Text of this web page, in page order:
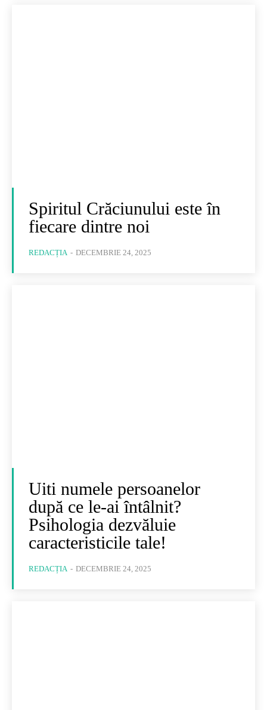
Spiritul Crăciunului este în
fiecare dintre noi
REDACȚIA - DECEMBRIE 24, 2025
Uiti numele persoanelor
după ce le-ai întâlnit?
Psihologia dezvăluie
caracteristicile tale!
REDACȚIA - DECEMBRIE 24, 2025